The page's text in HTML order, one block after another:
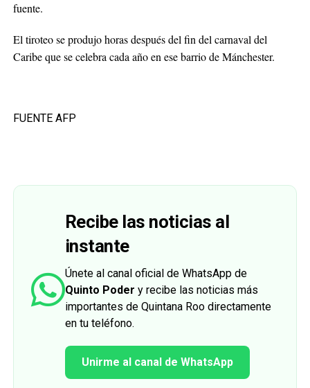
fuente.
El tiroteo se produjo horas después del fin del carnaval del
Caribe que se celebra cada año en ese barrio de Mánchester.
FUENTE AFP
Recibe las noticias al
instante
Únete al canal oficial de WhatsApp de
Quinto Poder y recibe las noticias más
importantes de Quintana Roo directamente
en tu teléfono.
Unirme al canal de WhatsApp